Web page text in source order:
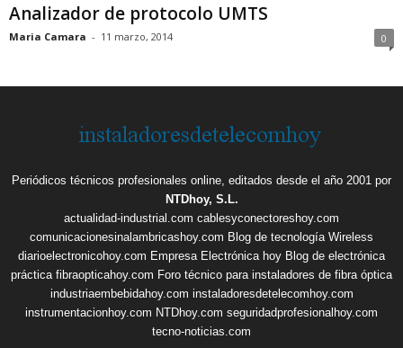
Analizador de protocolo UMTS
Maria Camara - 11 marzo, 2014 0
Periódicos técnicos profesionales online, editados desde el año 2001 por
NTDhoy, S.L.
actualidad-industrial.com cablesyconectoreshoy.com
comunicacionesinalambricashoy.com Blog de tecnología Wireless
diarioelectronicohoy.com Empresa Electrónica hoy Blog de electrónica
práctica fibraopticahoy.com Foro técnico para instaladores de fibra óptica
industriaembebidahoy.com instaladoresdetelecomhoy.com
instrumentacionhoy.com NTDhoy.com seguridadprofesionalhoy.com
tecno-noticias.com